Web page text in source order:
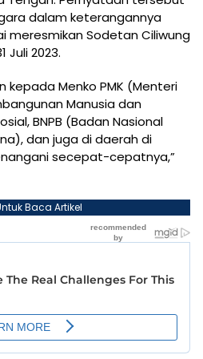
dalam keterangannya
meresmikan Sodetan Ciliwung
Juli 2023.
kepada Menko PMK (Menteri
Manusia dan
BNPB (Badan Nasional
dan juga di daerah di
secepat-cepatnya,”
Baca Artikel